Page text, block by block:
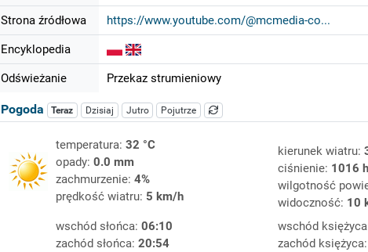
Strona źródłowa https://www.youtube.com/@mcmedia-co...
Encyklopedia
Odświeżanie Przekaz strumieniowy
Pogoda Teraz Dzisiaj Jutro Pojutrze
temperatura: 32 °C
opady: 0.0 mm
zachmurzenie: 4%
prędkość wiatru: 5 km/h
kierunek wiatru:
ciśnienie: 1016
wilgotność
widoczność: 10
wschód słońca: 06:10
zachód słońca: 20:54
wschód
zachód księżyca: